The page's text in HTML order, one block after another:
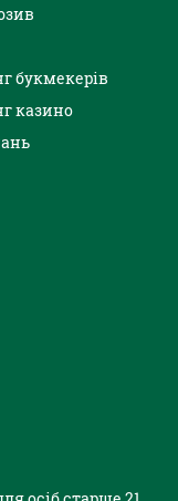
букмекерів
казино